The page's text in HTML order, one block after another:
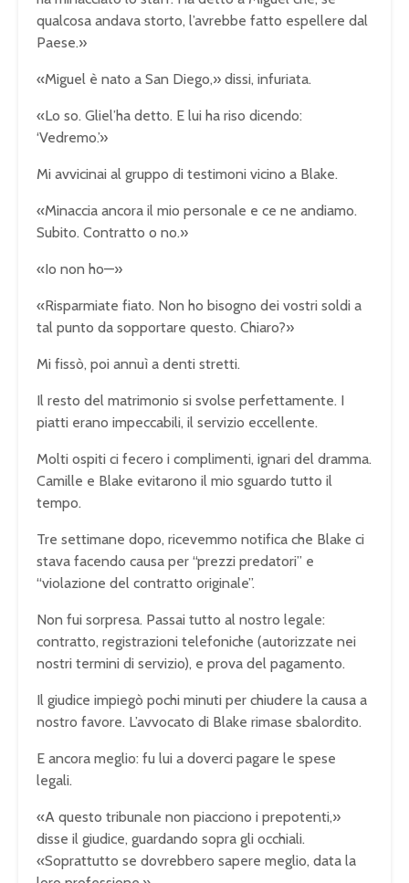
qualcosa andava storto, l’avrebbe fatto espellere dal
Paese.»
«Miguel è nato a San Diego,» dissi, infuriata.
«Lo so. Gliel’ha detto. E lui ha riso dicendo:
‘Vedremo.’»
Mi avvicinai al gruppo di testimoni vicino a Blake.
«Minaccia ancora il mio personale e ce ne andiamo.
Subito. Contratto o no.»
«Io non ho—»
«Risparmiate fiato. Non ho bisogno dei vostri soldi a
tal punto da sopportare questo. Chiaro?»
Mi fissò, poi annuì a denti stretti.
Il resto del matrimonio si svolse perfettamente. I
piatti erano impeccabili, il servizio eccellente.
Molti ospiti ci fecero i complimenti, ignari del dramma.
Camille e Blake evitarono il mio sguardo tutto il
tempo.
Tre settimane dopo, ricevemmo notifica che Blake ci
stava facendo causa per “prezzi predatori” e
“violazione del contratto originale”.
Non fui sorpresa. Passai tutto al nostro legale:
contratto, registrazioni telefoniche (autorizzate nei
nostri termini di servizio), e prova del pagamento.
Il giudice impiegò pochi minuti per chiudere la causa a
nostro favore. L’avvocato di Blake rimase sbalordito.
E ancora meglio: fu lui a doverci pagare le spese
legali.
«A questo tribunale non piacciono i prepotenti,»
disse il giudice, guardando sopra gli occhiali.
«Soprattutto se dovrebbero sapere meglio, data la